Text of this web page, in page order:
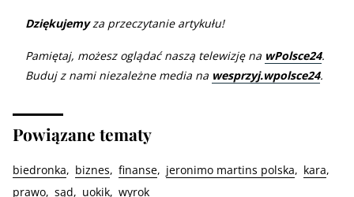
Dziękujemyza przeczytanie artykułu!
Pamiętaj, możesz oglądać naszą telewizję na wPolsce24.
Buduj z nami niezależne media na wesprzyj.wpolsce24.
Powiązane tematy
biedronka biznes finanse jeronimo martins polska
kara
prawo sąd uokik wyrok